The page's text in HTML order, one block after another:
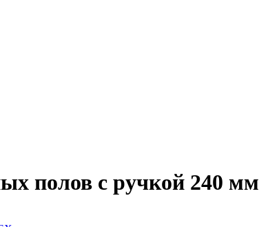
полов с ручкой 240 мм